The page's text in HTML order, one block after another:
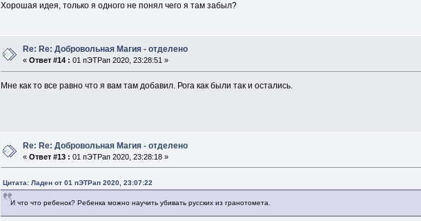
Хорошая идея, только я одного не понял чего я там забыл?
Re: Re: Добровольная Магия - отделено
«Ответ #14 : 01 пЭТРап 2020, 23:28:51 »
Мне как то все равно что я вам там добавил. Рога как были так и остались.
Re: Re: Добровольная Магия - отделено
«Ответ #13 : 01 пЭТРап 2020, 23:28:18 »
Цитата: Ладен от 01 пЭТРап 2020, 23:07:22
И что что ребенок? Ребенка можно научить убивать русских из гранотомета.